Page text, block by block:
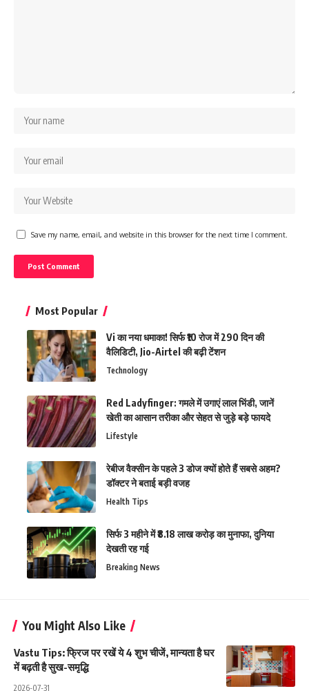
Save my name, email, and website in this browser for the next time I comment.
Most Popular
Vi का नया धमाका! सिर्फ ₹10 रोज में 290 दिन की
वैलिडिटी, Jio-Airtel की बढ़ी टेंशन
Technology
Red Ladyfinger: गमले में उगाएं लाल भिंडी, जानें
खेती का आसान तरीका और सेहत से जुड़े बड़े फायदे
Lifestyle
रेबीज वैक्सीन के पहले 3 डोज क्यों होते हैं सबसे अहम?
डॉक्टर ने बताई बड़ी वजह
Health Tips
सिर्फ 3 महीने में ₹8.18 लाख करोड़ का मुनाफा, दुनिया
देखती रह गई
Breaking News
You Might Also Like
Vastu Tips: फ्रिज पर रखें ये 4 शुभ चीजें, मान्यता है घर
में बढ़ती है सुख-समृद्धि
2026-07-31